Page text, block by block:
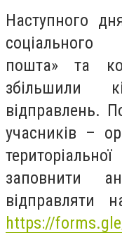
Наступного
соціального
пошта» та
збільшили
відправлень.
учасників –
заповнити
відправляти
https://